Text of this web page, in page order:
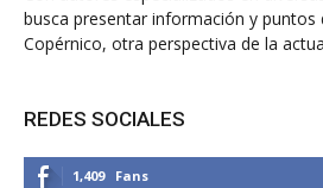
busca presentar información y puntos
Copérnico, otra perspectiva de la
REDES SOCIALES
1,409 Fans